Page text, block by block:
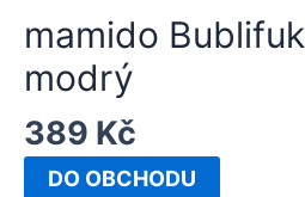
mamido
modrý
389 Kč
DO OBCHODU